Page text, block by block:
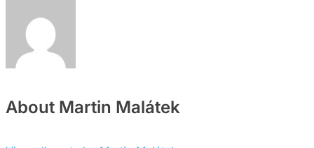
článku
About Martin Malátek